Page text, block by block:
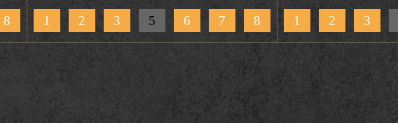
8 1 2 3 5 6 7 8 1 2 3